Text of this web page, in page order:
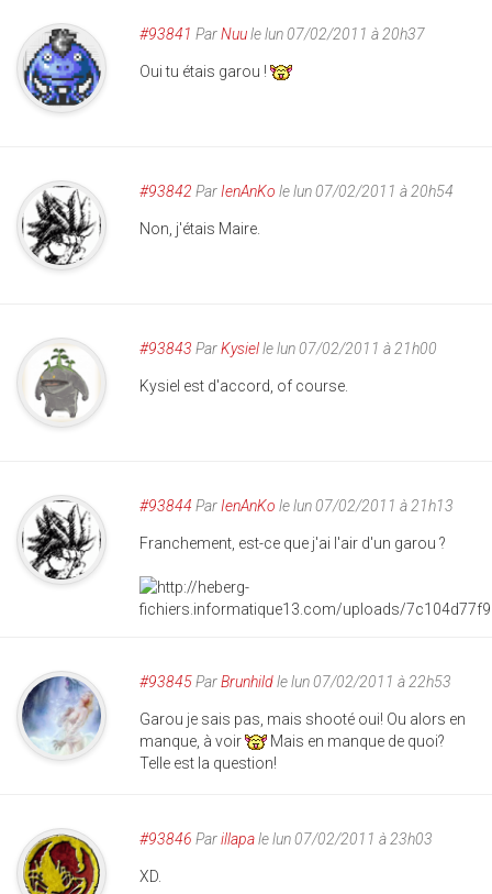
#93841 ParNuule lun 07/02/2011 à 20h37
Oui tu étais garou !
#93842 Par IenAnKo le lun 07/02/2011 à 20h54
Non, j'étais Maire.
#93843 ParKysielle lun 07/02/2011 à 21h00
Kysiel est d'accord, of course.
#93844 Par IenAnKo le lun 07/02/2011 à 21h13
Franchement, est-ce que j'ai l'air d'un garou ?
#93845ParBrunhildle lun 07/02/2011 à 22h53
Garou je sais pas, mais shooté oui! Ou alors en
manque, à voir
Mais en manque de quoi?
Telle est la question!
#93846 Parillapale lun 07/02/2011 à 23h03
XD.